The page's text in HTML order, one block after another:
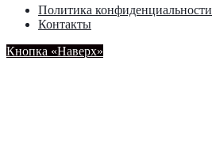
Политика конфиденциальности
Контакты
Кнопка «Наверх»